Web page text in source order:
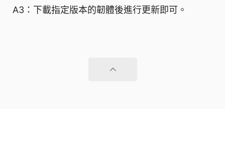
A3：下載指定版本的韌體後進行更新即可。